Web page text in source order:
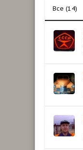
Все (14)